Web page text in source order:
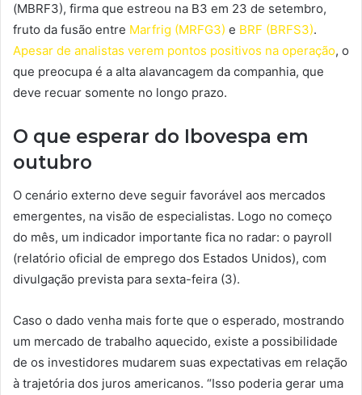
(MBRF3), firma que estreou na B3 em 23 de setembro,
fruto da fusão entre Marfrig (MRFG3) e BRF (BRFS3).
Apesar de analistas verem pontos positivos na operação, o
que preocupa é a alta alavancagem da companhia, que
deve recuar somente no longo prazo.
O que esperar do Ibovespa em
outubro
O cenário externo deve seguir favorável aos mercados
emergentes, na visão de especialistas. Logo no começo
do mês, um indicador importante fica no radar: o payroll
(relatório oficial de emprego dos Estados Unidos), com
divulgação prevista para sexta-feira (3).
Caso o dado venha mais forte que o esperado, mostrando
um mercado de trabalho aquecido, existe a possibilidade
de os investidores mudarem suas expectativas em relação
à trajetória dos juros americanos. “Isso poderia gerar uma